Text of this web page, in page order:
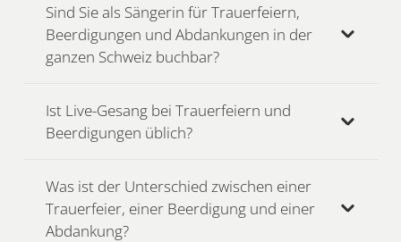
Sind Sie als Sängerin für Trauerfeiern,
Beerdigungen und Abdankungen in der
ganzen Schweiz buchbar?
Ist Live-Gesang bei Trauerfeiern und
Beerdigungen üblich?
Was ist der Unterschied zwischen einer
Trauerfeier, einer Beerdigung und einer
Abdankung?